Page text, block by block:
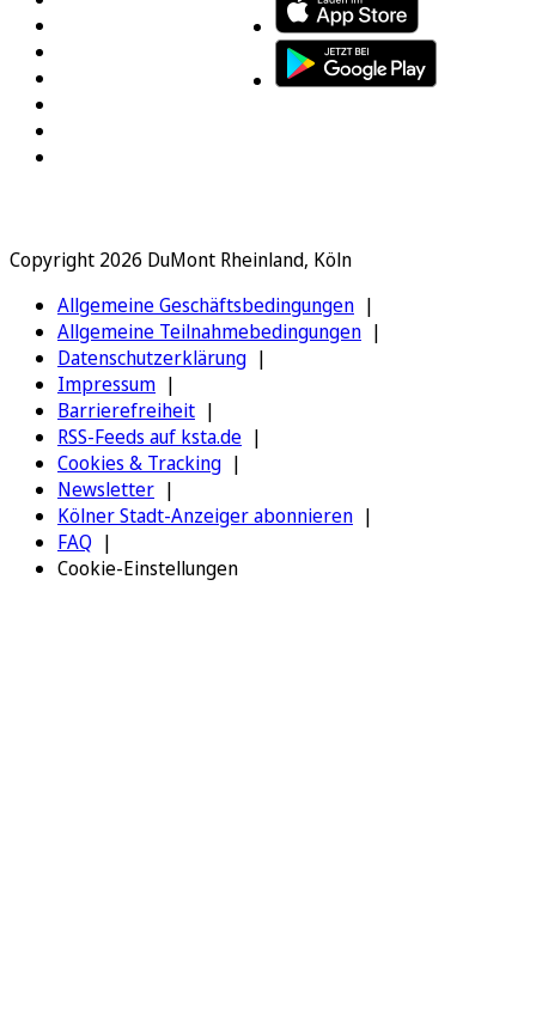
Copyright 2026 DuMont Rheinland, Köln
Allgemeine Geschäftsbedingungen
Allgemeine Teilnahmebedingungen
Datenschutzerklärung
Impressum
Barrierefreiheit
RSS-Feeds auf ksta.de
Cookies & Tracking
Newsletter
Kölner Stadt-Anzeiger abonnieren
FAQ
Cookie-Einstellungen